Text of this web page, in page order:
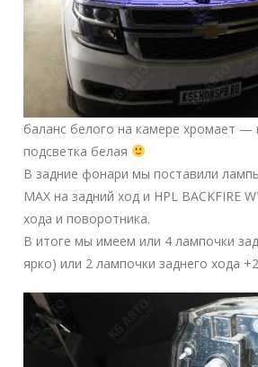
баланс белого на камере хромает —
подсветка белая
В задние фонари мы поставили
MAX на задний ход и HPL BACKFIRE
хода и поворотника.
В итоге мы имеем или 4 лампочки
ярко) или 2 лампочки заднего хода